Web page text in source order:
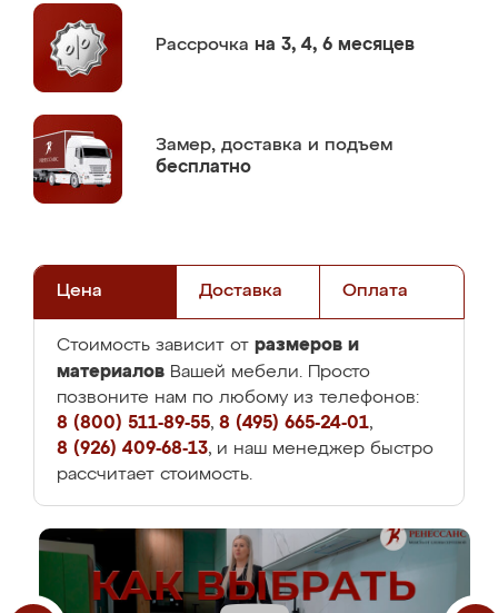
Рассрочка на 3, 4, 6 месяцев
Замер, доставка и подъем
бесплатно
Цена Доставка Оплата
Стоимость зависит от размеров и
материалов Вашей мебели. Просто
позвоните нам по любому из телефонов:
8 (800) 511-89-55, 8 (495) 665-24-01,
8 (926) 409-68-13, и наш менеджер быстро
рассчитает стоимость.